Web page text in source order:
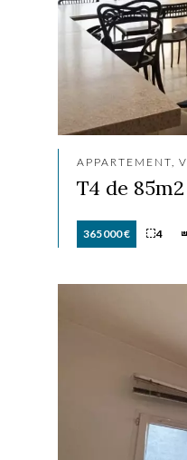
APPARTEMENT,
T4 de
365 000 € 4